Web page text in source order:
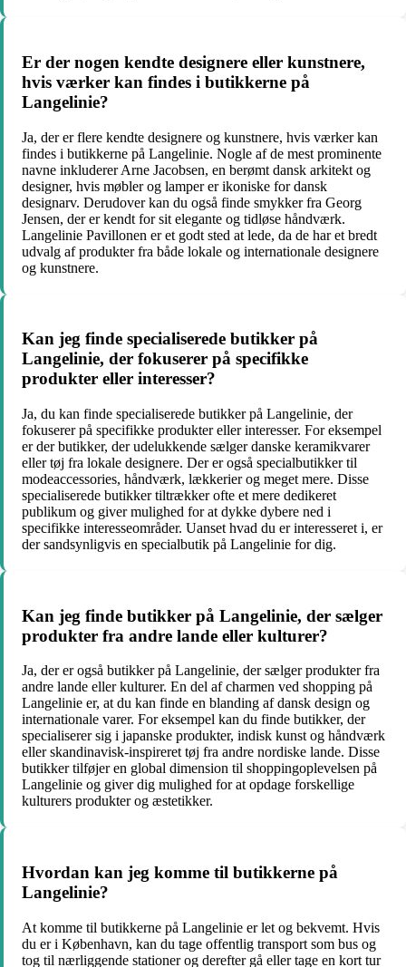
Er der nogen kendte designere eller kunstnere,
hvis værker kan findes i butikkerne på
Langelinie?
Ja, der er flere kendte designere og kunstnere, hvis værker kan
findes i butikkerne på Langelinie. Nogle af de mest prominente
navne inkluderer Arne Jacobsen, en berømt dansk arkitekt og
designer, hvis møbler og lamper er ikoniske for dansk
designarv. Derudover kan du også finde smykker fra Georg
Jensen, der er kendt for sit elegante og tidløse håndværk.
Langelinie Pavillonen er et godt sted at lede, da de har et bredt
udvalg af produkter fra både lokale og internationale designere
og kunstnere.
Kan jeg finde specialiserede butikker på
Langelinie, der fokuserer på specifikke
produkter eller interesser?
Ja, du kan finde specialiserede butikker på Langelinie, der
fokuserer på specifikke produkter eller interesser. For eksempel
er der butikker, der udelukkende sælger danske keramikvarer
eller tøj fra lokale designere. Der er også specialbutikker til
modeaccessories, håndværk, lækkerier og meget mere. Disse
specialiserede butikker tiltrækker ofte et mere dedikeret
publikum og giver mulighed for at dykke dybere ned i
specifikke interesseområder. Uanset hvad du er interesseret i, er
der sandsynligvis en specialbutik på Langelinie for dig.
Kan jeg finde butikker på Langelinie, der sælger
produkter fra andre lande eller kulturer?
Ja, der er også butikker på Langelinie, der sælger produkter fra
andre lande eller kulturer. En del af charmen ved shopping på
Langelinie er, at du kan finde en blanding af dansk design og
internationale varer. For eksempel kan du finde butikker, der
specialiserer sig i japanske produkter, indisk kunst og håndværk
eller skandinavisk-inspireret tøj fra andre nordiske lande. Disse
butikker tilføjer en global dimension til shoppingoplevelsen på
Langelinie og giver dig mulighed for at opdage forskellige
kulturers produkter og æstetikker.
Hvordan kan jeg komme til butikkerne på
Langelinie?
At komme til butikkerne på Langelinie er let og bekvemt. Hvis
du er i København, kan du tage offentlig transport som bus og
tog til nærliggende stationer og derefter gå eller tage en kort tur